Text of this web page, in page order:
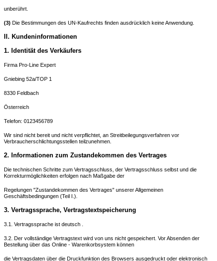
unberührt.
(3) Die Bestimmungen des UN-Kaufrechts finden ausdrücklich keine Anwendung.
II. Kundeninformationen
1. Identität des Verkäufers
Firma Pro-Line Expert
Gniebing 52a/TOP 1
8330 Feldbach
Österreich
Telefon: 0123456789
Wir sind nicht bereit und nicht verpflichtet, an Streitbeilegungsverfahren vor
Verbraucherschlichtungsstellen teilzunehmen.
2. Informationen zum Zustandekommen des Vertrages
Die technischen Schritte zum Vertragsschluss, der Vertragsschluss selbst und die
Korrekturmöglichkeiten erfolgen nach Maßgabe der
Regelungen "Zustandekommen des Vertrages" unserer Allgemeinen
Geschäftsbedingungen (Teil I.).
3. Vertragssprache, Vertragstextspeicherung
3.1. Vertragssprache ist deutsch .
3.2. Der vollständige Vertragstext wird von uns nicht gespeichert. Vor Absenden der
Bestellung über das Online - Warenkorbsystem können
die Vertragsdaten über die Druckfunktion des Browsers ausgedruckt oder elektronisch